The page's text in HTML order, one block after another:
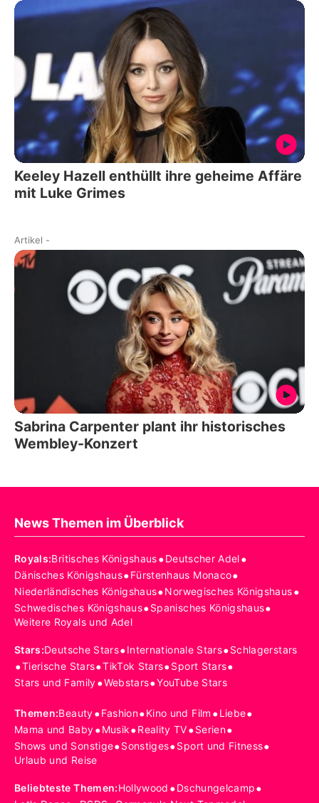
Keeley Hazell enthüllt ihre geheime Affäre
mit Luke Grimes
Artikel -
Sabrina Carpenter plant ihr historisches
Wembley-Konzert
News Themen im Überblick
Royals:Britisches Königshaus•Deutscher Adel•
Dänisches Königshaus•Fürstenhaus Monaco•
Niederländisches Königshaus•Norwegisches Königshaus•
Schwedisches Königshaus•Spanisches Königshaus•
Weitere Royals und Adel
Stars:Deutsche Stars•Internationale Stars•Schlagerstars
•Tierische Stars•TikTok Stars•Sport Stars•
Stars und Family•Webstars•YouTube Stars
Themen:Beauty•Fashion•Kino und Film •Liebe•
Mama und Baby•Musik•Reality TV•Serien•
Shows und Sonstige•Sonstiges•Sport und Fitness•
Urlaub und Reise
Beliebteste Themen:Hollywood •Dschungelcamp•